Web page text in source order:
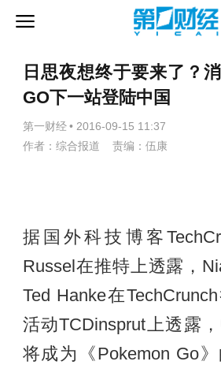
日思夜想终于要来了？
GO下一站登陆中国
第一财经 • 2016-09-15 11:37
作者：综合报道 责编：伍康
据国外科技博客
Russel在推特上透露，
Ted Hanke在
活动TCDinsprut上透露
将成为《Pokemon Go